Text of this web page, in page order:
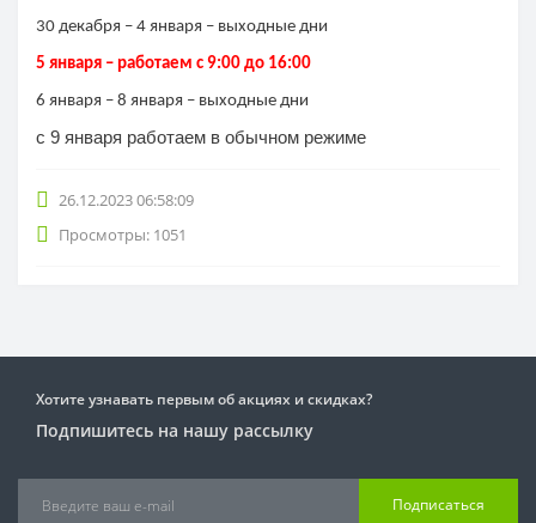
30 декабря – 4 января – выходные дни
5 января – работаем с 9:00 до 16:00
6 января – 8 января – выходные дни
с 9 января работаем в обычном режиме
26.12.2023 06:58:09
Просмотры: 1051
Хотите узнавать первым об акциях и скидках?
Подпишитесь на нашу рассылку
Подписаться